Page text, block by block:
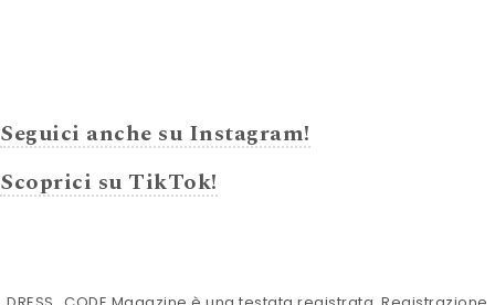
Seguici anche su Instagram!
Scoprici su TikTok!